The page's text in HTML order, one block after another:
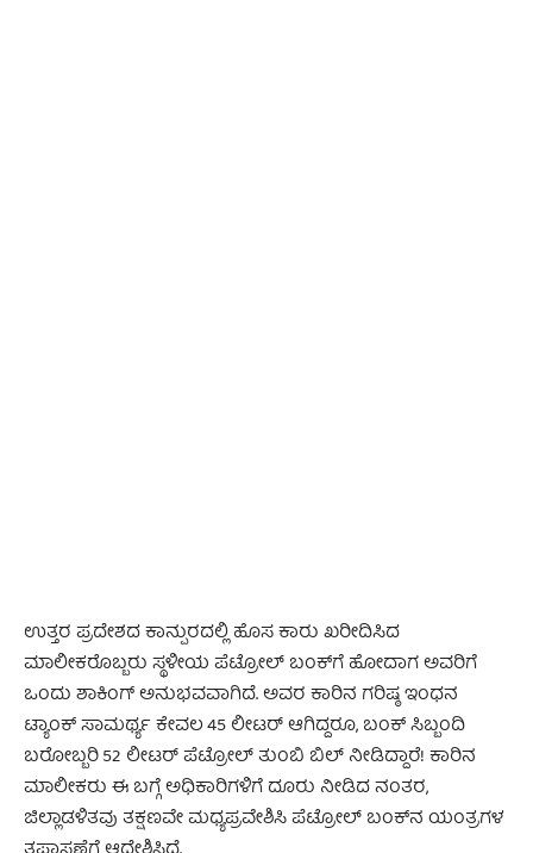
ಉತ್ತರ ಪ್ರದೇಶದ ಕಾನ್ಪುರದಲ್ಲಿ ಹೊಸ ಕಾರು ಖರೀದಿಸಿದ
ಮಾಲೀಕರೊಬ್ಬರು ಸ್ಥಳೀಯ ಪೆಟ್ರೋಲ್ ಬಂಕ್‌ಗೆ ಹೋದಾಗ ಅವರಿಗೆ
ಒಂದು ಶಾಕಿಂಗ್ ಅನುಭವವಾಗಿದೆ. ಅವರ ಕಾರಿನ ಗರಿಷ್ಠ ಇಂಧನ
ಟ್ಯಾಂಕ್ ಸಾಮರ್ಥ್ಯ ಕೇವಲ 45 ಲೀಟರ್ ಆಗಿದ್ದರೂ, ಬಂಕ್ ಸಿಬ್ಬಂದಿ
ಬರೋಬ್ಬರಿ 52 ಲೀಟರ್ ಪೆಟ್ರೋಲ್ ತುಂಬಿ ಬಿಲ್ ನೀಡಿದ್ದಾರೆ! ಕಾರಿನ
ಮಾಲೀಕರು ಈ ಬಗ್ಗೆ ಅಧಿಕಾರಿಗಳಿಗೆ ದೂರು ನೀಡಿದ ನಂತರ,
ಜಿಲ್ಲಾಡಳಿತವು ತಕ್ಷಣವೇ ಮಧ್ಯಪ್ರವೇಶಿಸಿ ಪೆಟ್ರೋಲ್ ಬಂಕ್‌ನ ಯಂತ್ರಗಳ